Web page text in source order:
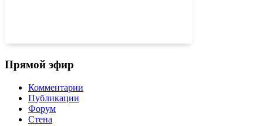
Прямой эфир
Комментарии
Публикации
Форум
Стена